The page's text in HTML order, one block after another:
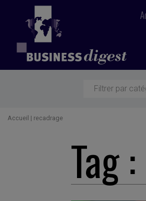
Filtrer par
Accueil | recadrage
Tag :